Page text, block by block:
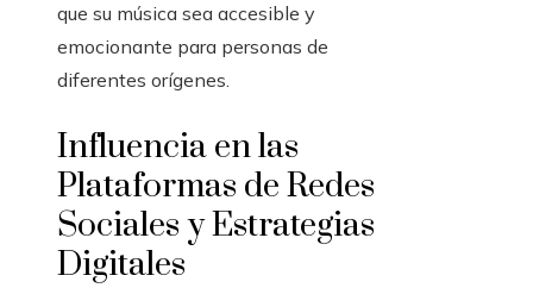
que su música sea accesible y
emocionante para personas de
diferentes orígenes.
Influencia en las
Plataformas de Redes
Sociales y Estrategias
Digitales